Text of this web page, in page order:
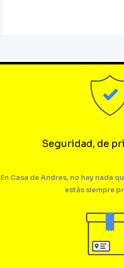
Seguridad, de
En Casa de Andres, no hay nada
estás siempre